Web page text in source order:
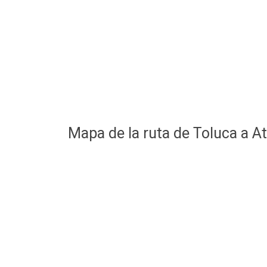
Mapa de la ruta de Toluca a